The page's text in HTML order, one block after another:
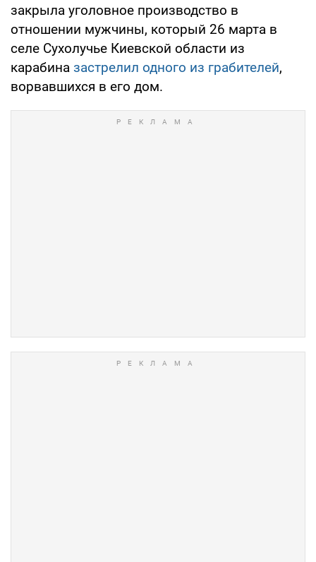
закрыла уголовное производство в
отношении мужчины, который 26 марта в
селе Сухолучье Киевской области из
карабина застрелил одного из грабителей,
ворвавшихся в его дом.